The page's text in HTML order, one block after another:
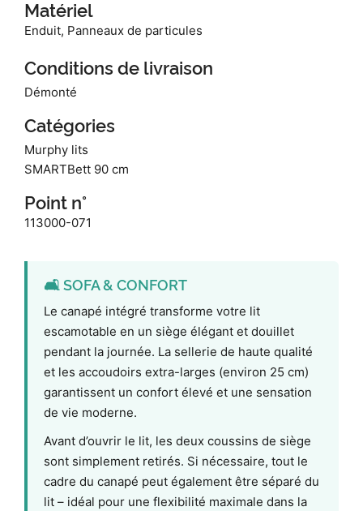
Matériel
Enduit, Panneaux de particules
Conditions de livraison
Démonté
Catégories
Murphy lits
SMARTBett 90 cm
Point n°
113000-071
🛋️ SOFA & CONFORT
Le canapé intégré transforme votre lit
escamotable en un siège élégant et douillet
pendant la journée. La sellerie de haute qualité
et les accoudoirs extra-larges (environ 25 cm)
garantissent un confort élevé et une sensation
de vie moderne.
Avant d’ouvrir le lit, les deux coussins de siège
sont simplement retirés. Si nécessaire, tout le
cadre du canapé peut également être séparé du
lit – idéal pour une flexibilité maximale dans la